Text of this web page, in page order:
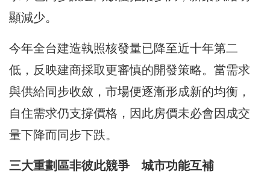
顯減少。
今年全台建造執照核發量已降至近十年第二
低，反映建商採取更審慎的開發策略。當需求
與供給同步收斂，市場便逐漸形成新的均衡，
自住需求仍支撐價格，因此房價未必會因成交
量下降而同步下跌。
三大重劃區非彼此競爭 城市功能互補